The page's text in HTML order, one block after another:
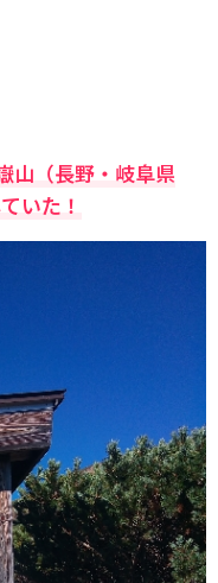
山（長野・岐阜県
いた！